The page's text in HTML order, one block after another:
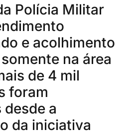
Polícia Militar
e acolhimento
na área
de 4 mil
foram
a
da iniciativa